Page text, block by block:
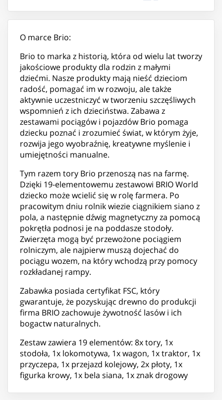
O marce Brio:
Brio to marka z historią, która od wielu lat tworzy
jakościowe produkty dla rodzin z małymi
dziećmi. Nasze produkty mają nieść dzieciom
radość, pomagać im w rozwoju, ale także
aktywnie uczestniczyć w tworzeniu szczęśliwych
wspomnień z ich dzieciństwa. Zabawa z
zestawami pociągów i pojazdów Brio pomaga
dziecku poznać i zrozumieć świat, w którym żyje,
rozwija jego wyobraźnię, kreatywne myślenie i
umiejętności manualne.
Tym razem tory Brio przenoszą nas na farmę.
Dzięki 19-elementowemu zestawowi BRIO World
dziecko może wcielić się w rolę farmera. Po
pracowitym dniu rolnik wiezie ciągnikiem siano z
pola, a następnie dźwig magnetyczny za pomocą
pokrętła podnosi je na poddasze stodoły.
Zwierzęta mogą być przewożone pociągiem
rolniczym, ale najpierw muszą dojechać do
pociągu wozem, na który wchodzą przy pomocy
rozkładanej rampy.
Zabawka posiada certyfikat FSC, który
gwarantuje, że pozyskując drewno do produkcji
firma BRIO zachowuje żywotność lasów i ich
bogactw naturalnych.
Zestaw zawiera 19 elementów: 8x tory, 1x
stodoła, 1x lokomotywa, 1x wagon, 1x traktor, 1x
przyczepa, 1x przejazd kolejowy, 2x płoty, 1x
figurka krowy, 1x bela siana, 1x znak drogowy